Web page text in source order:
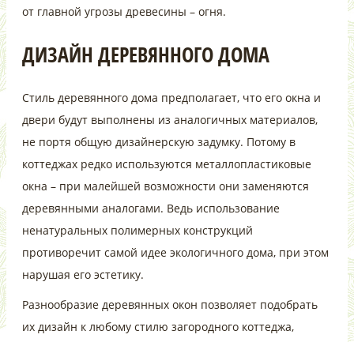
от главной угрозы древесины – огня.
ДИЗАЙН ДЕРЕВЯННОГО ДОМА
Стиль деревянного дома предполагает, что его окна и
двери будут выполнены из аналогичных материалов,
не портя общую дизайнерскую задумку. Потому в
коттеджах редко используются металлопластиковые
окна – при малейшей возможности они заменяются
деревянными аналогами. Ведь использование
ненатуральных полимерных конструкций
противоречит самой идее экологичного дома, при этом
нарушая его эстетику.
Разнообразие деревянных окон позволяет подобрать
их дизайн к любому стилю загородного коттеджа,